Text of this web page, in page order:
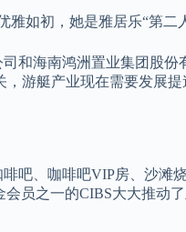
如初，她是雅居乐“第二
和海南鸿洲置业集团股
游艇产业现在需要发展
吧、咖啡吧VIP房、沙
员之一的CIBS大大推